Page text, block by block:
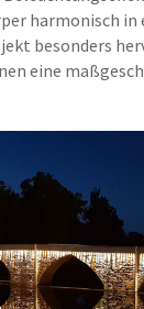
harmonisch in
besonders
eine